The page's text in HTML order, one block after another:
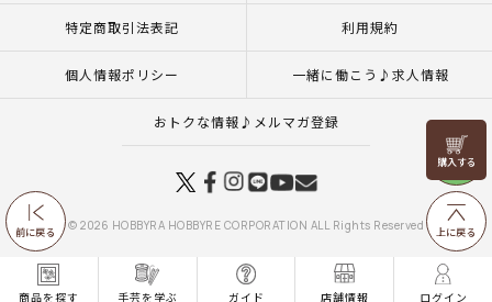
商品を探す 手芸を学ぶ ガイド 店舗情報 ログイン
前に戻る
リリヤン
フェア
上に戻る
特定商取引法表記 利用規約
個人情報ポリシー 一緒に働こう♪求人情報
おトクな情報♪メルマガ登録
© 2026 HOBBYRA HOBBYRE CORPORATION ALL Rights Reserved